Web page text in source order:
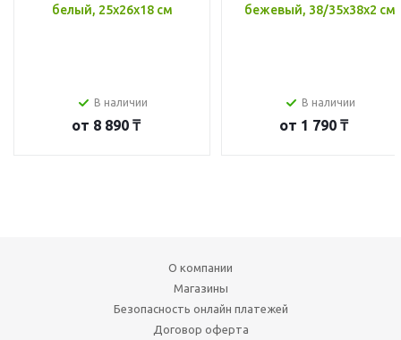
белый, 25x26x18 см
В наличии
от 8 890 ₸
бежевый, 38/35x38x2 см
В наличии
от 1 790 ₸
О компании
Магазины
Безопасность онлайн платежей
Договор оферта